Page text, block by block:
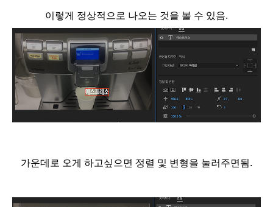
이렇게 정상적으로 나오는 것을 볼 수 있음.
가운데로 오게 하고싶으면 정렬 및 변형을 눌러주면됨.